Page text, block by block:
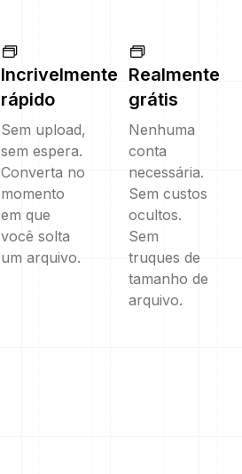
Incrivelmente
rápido
Sem upload,
sem espera.
Converta no
momento
em que
você solta
um arquivo.
Realmente
grátis
Nenhuma
conta
necessária.
Sem custos
ocultos.
Sem
truques de
tamanho de
arquivo.